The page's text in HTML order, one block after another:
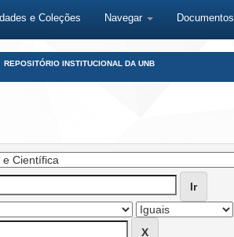
e Coleções Navegar Documentos
REPOSITÓRIO INSTITUCIONAL DA UNB